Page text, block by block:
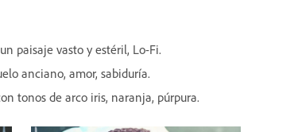
paisaje vasto y estéril, Lo-Fi.
anciano, amor, sabiduría.
tonos de arco iris, naranja, púrpura.